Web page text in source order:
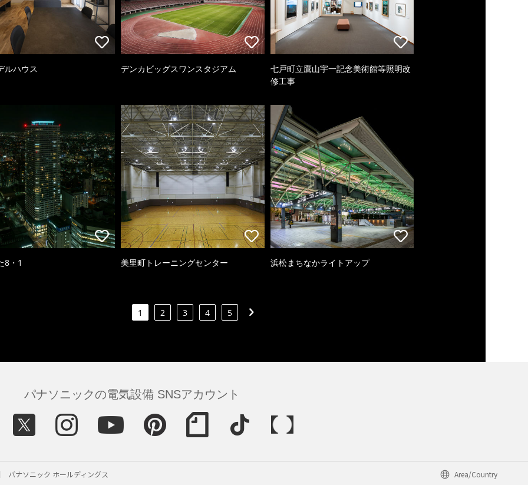
ルハウス デンカビッグスワンスタジアム
七戸町立鷹山宇一記念美術館等照明改
修工事
8・1 美里町トレーニングセンター 浜松まちなかライトアップ
1 2 3 4 5
パナソニックの電気設備 SNSアカウント
パナソニック ホールディングス Area/Country